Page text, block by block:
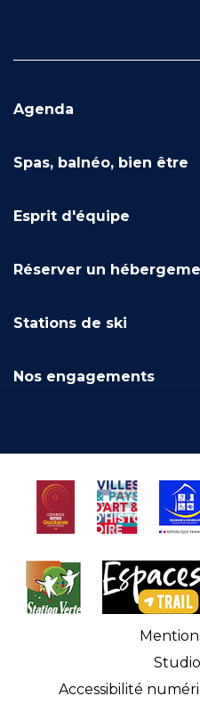
Agenda
Spas, balnéo, bien être
Esprit d'équipe
Réserver un
Stations de ski
Nos engagements
Accessibilité